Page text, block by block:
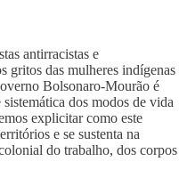
antirracistas e
gritos das mulheres indígenas
Bolsonaro-Mourão é
dos modos de vida
explicitar como este
e se sustenta na
do trabalho, dos corpos